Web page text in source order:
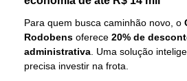
Para quem busca caminhão novo, o
Rodobens oferece 20% de
administrativa . Uma solução
precisa investir na frota.